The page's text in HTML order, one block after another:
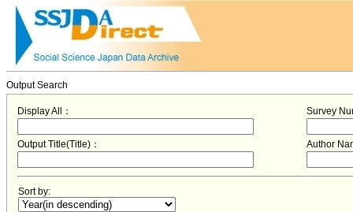
Output Search
Display All： Survey
Output Title(Title)： Author
Sort by: